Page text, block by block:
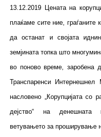
13.12.2019 Цената на
плаќаме сите ние,
да останат и својата
земјината топка што
во поново време, заробена
Транспаренси Интернешнел
насловено „Корупцијата со
дејство“ на денешната
ветувањето за проширување